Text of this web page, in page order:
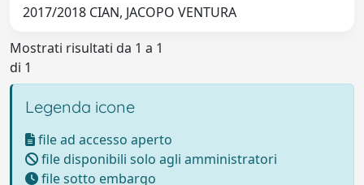
2017/2018 CIAN, JACOPO VENTURA
Mostrati risultati da 1 a 1
di 1
Legenda icone
file ad accesso aperto
file disponibili solo agli amministratori
file sotto embargo